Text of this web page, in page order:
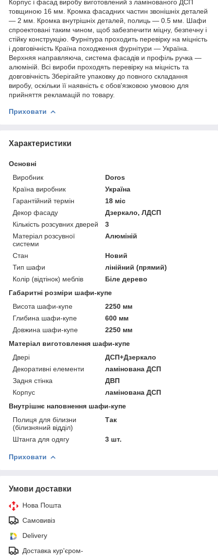
Корпус і фасад виробу виготовлений з ламінованого ДСП
товщиною 16 мм. Кромка фасадних частин звонішніх деталей
— 2 мм. Кромка внутрішніх деталей, полиць — 0.5 мм. Шафи
спроектовані таким чином, щоб забезпечити міцну, безпечну і
стійку конструкцію. Фурнітура проходить перевірку на міцність
і довговічність Країна походження фурнітури — Україна.
Верхняя направляюча, система фасадів и профіль ручка —
алюміній. Всі вироби проходять перевірку на міцність та
довговічність Зберігайте упаковку до повного складання
виробу, оскільки її наявність є обов'язковою умовою для
прийняття рекламацій по товару.
Приховати
Характеристики
Основні
Виробник
Doros
Країна виробник
Україна
Гарантійний термін
18 міс
Декор фасаду
Дзеркало, ЛДСП
Кількість розсувних дверей
3
Матеріал розсувної
системи
Алюміній
Стан
Новий
Тип шафи
лінійний (прямий)
Колір (відтінок) меблів
Біле дерево
Габаритні розміри шафи-купе
Висота шафи-купе
2250 мм
Глибина шафи-купе
600 мм
Довжина шафи-купе
2250 мм
Матеріал виготовлення шафи-купе
Двері
ДСП+Дзеркало
Декоративні елементи
ламінована ДСП
Задня стінка
ДВП
Корпус
ламінована ДСП
Внутрішнє наповнення шафи-купе
Полиця для білизни
(білизняний відділ)
Так
Штанга для одягу 3 шт.
Приховати
Умови доставки
Нова Пошта
Самовивіз
Delivery
Доставка кур'єром-